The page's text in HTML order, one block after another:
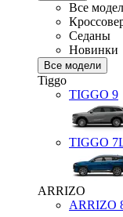
Все
Седаны
Новинки
Все модели
Tiggo
TIGGO 9
TIGGO
ARRIZO
ARRIZO